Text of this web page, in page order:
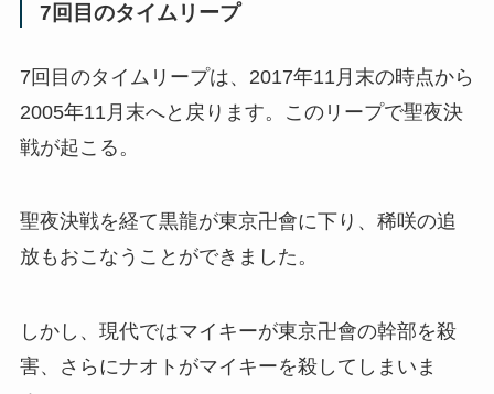
7回目のタイムリープ
7回目のタイムリープは、2017年11月末の時点から
2005年11月末へと戻ります。このリープで聖夜決
戦が起こる。
聖夜決戦を経て黒龍が東京卍會に下り、稀咲の追
放もおこなうことができました。
しかし、現代ではマイキーが東京卍會の幹部を殺
害、さらにナオトがマイキーを殺してしまいま